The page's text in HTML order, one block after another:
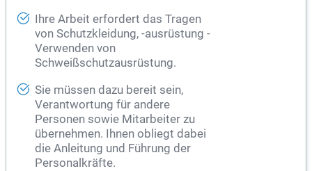
Ihre Arbeit erfordert das Tragen
von Schutzkleidung, -ausrüstung -
Verwenden von
Schweißschutzausrüstung.
Sie müssen dazu bereit sein,
Verantwortung für andere
Personen sowie Mitarbeiter zu
übernehmen. Ihnen obliegt dabei
die Anleitung und Führung der
Personalkräfte.